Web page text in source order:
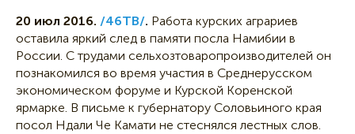
20 июл 2016. /46ТВ/. Работа курских аграриев
оставила яркий след в памяти посла Намибии в
России. С трудами сельхозтоваропроизводителей он
познакомился во время участия в Среднерусском
экономическом форуме и Курской Коренской
ярмарке. В письме к губернатору Соловьиного края
посол Ндали Че Камати не стеснялся лестных слов.